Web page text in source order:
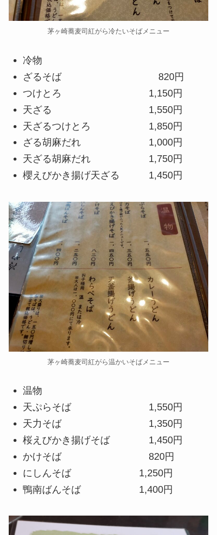
茅ヶ崎蕎麦司紅がら冷たいそばメニュー
冷物
ざるそば 820円
つけとろ 1,150円
天ざる 1,550円
天ざるつけとろ 1,850円
ざる胡麻だれ 1,000円
天ざる胡麻だれ 1,750円
櫻えびかき揚げ天ざる 1,450円
茅ヶ崎蕎麦司紅がら温かいそばメニュー
温物
天ぷらそば 1,550円
天力そば 1,350円
桜えびかき揚げそば 1,450円
かけそば 820円
にしんそば 1,250円
鴨南ばんそば 1,400円